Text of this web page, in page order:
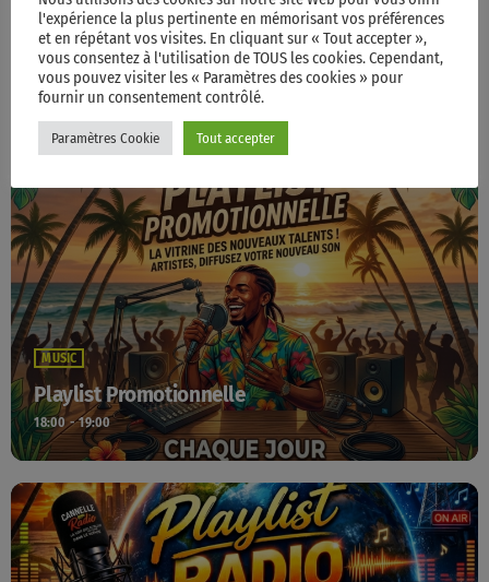
MUSIC
Playlist Radio Cannelle Monde
15:00 - 18:00
MUSIC
Playlist Promotionnelle
18:00 - 19:00
l'expérience la plus pertinente en mémorisant vos préférences
et en répétant vos visites. En cliquant sur « Tout accepter »,
vous consentez à l'utilisation de TOUS les cookies. Cependant,
vous pouvez visiter les « Paramètres des cookies » pour
fournir un consentement contrôlé.
Paramètres Cookie Tout accepter